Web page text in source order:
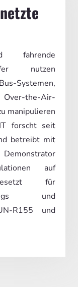
fahrende
nutzen
Systemen,
the-Air-
manipulieren
forscht seit
betreibt mit
auf
für
und
R155 und